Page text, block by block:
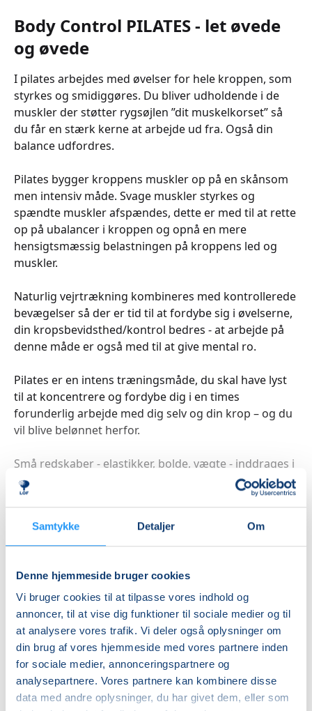
Samtykke Detaljer Om
Denne hjemmeside bruger cookies
Vi bruger cookies til at tilpasse vores indhold og
annoncer, til at vise dig funktioner til sociale medier og til
at analysere vores trafik. Vi deler også oplysninger om
din brug af vores hjemmeside med vores partnere inden
for sociale medier, annonceringspartnere og
analysepartnere. Vores partnere kan kombinere disse
data med andre oplysninger, du har givet dem, eller som
Body Control PILATES - let øvede
og øvede
I pilates arbejdes med øvelser for hele kroppen, som
styrkes og smidiggøres. Du bliver udholdende i de
muskler der støtter rygsøjlen ”dit muskelkorset” så
du får en stærk kerne at arbejde ud fra. Også din
balance udfordres.
Pilates bygger kroppens muskler op på en skånsom
men intensiv måde. Svage muskler styrkes og
spændte muskler afspændes, dette er med til at rette
op på ubalancer i kroppen og opnå en mere
hensigtsmæssig belastningen på kroppens led og
muskler.
Naturlig vejrtrækning kombineres med kontrollerede
bevægelser så der er tid til at fordybe sig i øvelserne,
din kropsbevidsthed/kontrol bedres - at arbejde på
denne måde er også med til at give mental ro.
Pilates er en intens træningsmåde, du skal have lyst
til at koncentrere og fordybe dig i en times
forunderlig arbejde med dig selv og din krop – og du
vil blive belønnet herfor.
Små redskaber - elastikker, bolde, vægte - inddrages i
træningen.
med max. 10 deltagere.
Læs mere
Indlæser frie pladser...
Betal med
Priser